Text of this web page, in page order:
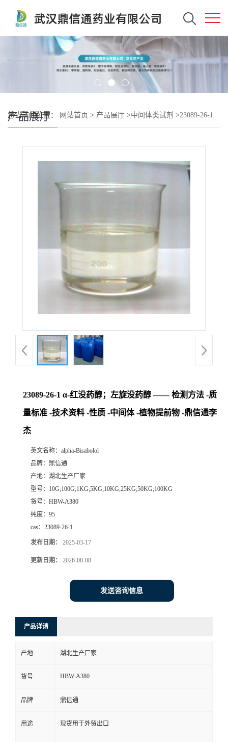
产品展厅
您当前的位置： 网站首页 > 产品展厅 >中间体类试剂 >23089-26-1
23089-26-1 α-红没药醇；左旋没药醇 —— 检测方法 -质
量标准 -技术资料 -性质 -中间体 -植物提前物 -鼎信通李
杰
英文名称： alpha-Bisabolol
品牌： 鼎信通
产地： 湖北生产厂家
型号： 10G;100G;1KG;5KG;10KG;25KG;50KG;100KG
货号： HBW-A380
纯度： 95
cas： 23089-26-1
发布日期： 2025-03-17
更新日期： 2026-08-08
发送咨询信息
产品详请
产地 湖北生产厂家
货号 HBW-A380
品牌 鼎信通
用途 现货用于外贸出口